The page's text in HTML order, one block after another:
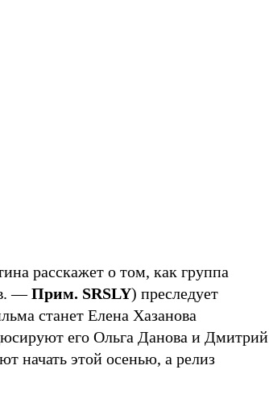
расскажет о том, как группа
—Прим. SRSLY) преследует
станет Елена Хазанова
его Ольга Данова и Дмитрий
начать этой осенью, а релиз